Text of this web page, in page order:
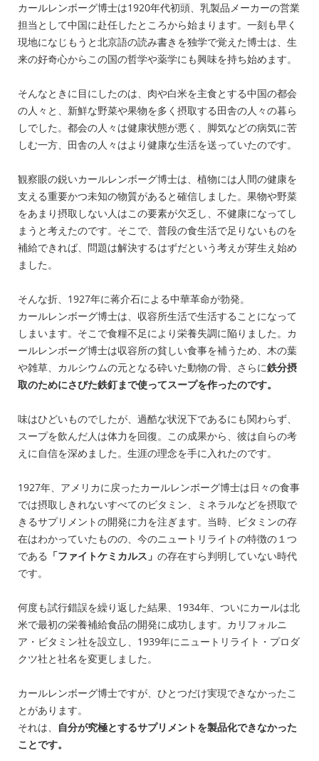
カールレンボーグ博士は1920年代初頭、乳製品メーカーの営業
担当として中国に赴任したところから始まります。一刻も早く
現地になじもうと北京語の読み書きを独学で覚えた博士は、生
来の好奇心からこの国の哲学や薬学にも興味を持ち始めます。
そんなときに目にしたのは、肉や白米を主食とする中国の都会
の人々と、新鮮な野菜や果物を多く摂取する田舎の人々の暮ら
しでした。都会の人々は健康状態が悪く、脚気などの病気に苦
しむ一方、田舎の人々はより健康な生活を送っていたのです。
観察眼の鋭いカールレンボーグ博士は、植物には人間の健康を
支える重要かつ未知の物質があると確信しました。果物や野菜
をあまり摂取しない人はこの要素が欠乏し、不健康になってし
まうと考えたのです。そこで、普段の食生活で足りないものを
補給できれば、問題は解決するはずだという考えが芽生え始め
ました。
そんな折、1927年に蒋介石による中華革命が勃発。
カールレンボーグ博士は、収容所生活で生活することになって
しまいます。そこで食糧不足により栄養失調に陥りました。カ
ールレンボーグ博士は収容所の貧しい食事を補うため、木の葉
や雑草、カルシウムの元となる砕いた動物の骨、さらに鉄分摂
取のためにさびた鉄釘まで使ってスープを作ったのです。
味はひどいものでしたが、過酷な状況下であるにも関わらず、
スープを飲んだ人は体力を回復。この成果から、彼は自らの考
えに自信を深めました。生涯の理念を手に入れたのです。
1927年、アメリカに戻ったカールレンボーグ博士は日々の食事
では摂取しきれないすべてのビタミン、ミネラルなどを摂取で
きるサプリメントの開発に力を注ぎます。当時、ビタミンの存
在はわかっていたものの、今のニュートリライトの特徴の１つ
である 「ファイトケミカルス」 の存在すら判明していない時代
です。
何度も試行錯誤を繰り返した結果、1934年、ついにカールは北
米で最初の栄養補給食品の開発に成功します。カリフォルニ
ア・ビタミン社を設立し、1939年にニュートリライト・プロダ
クツ社と社名を変更しました。
カールレンボーグ博士ですが、ひとつだけ実現できなかったこ
とがあります。
それは、
自分が究極とするサプリメントを製品化できなかった
ことです。